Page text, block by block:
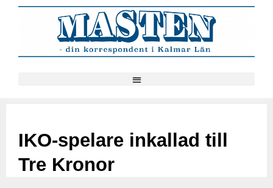
IKO-spelare inkallad till
Tre Kronor